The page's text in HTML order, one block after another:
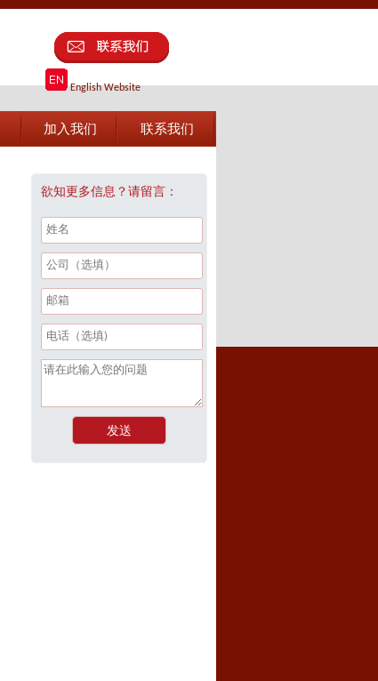
English Website
加入我们 联系我们
欲知更多信息？请留言：